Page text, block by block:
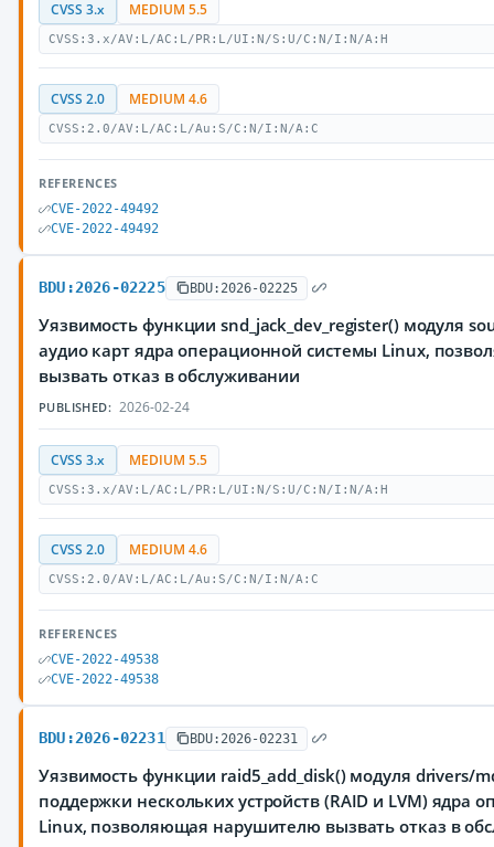
CVSS 3.x MEDIUM 5.5
CVSS:3.x/AV:L/AC:L/PR:L/UI:N/S:U/C:N/I:N/A:H
CVSS 2.0 MEDIUM 4.6
CVSS:2.0/AV:L/AC:L/Au:S/C:N/I:N/A:C
REFERENCES
CVE-2022-49492
CVE-2022-49492
BDU:2026-02225 BDU:2026-02225
Уязвимость функции snd_jack_dev_register() модуля
аудио карт ядра операционной системы Linux,
вызвать отказ в обслуживании
PUBLISHED: 2026-02-24
CVSS 3.x MEDIUM 5.5
CVSS:3.x/AV:L/AC:L/PR:L/UI:N/S:U/C:N/I:N/A:H
CVSS 2.0 MEDIUM 4.6
CVSS:2.0/AV:L/AC:L/Au:S/C:N/I:N/A:C
REFERENCES
CVE-2022-49538
CVE-2022-49538
BDU:2026-02231 BDU:2026-02231
Уязвимость функции raid5_add_disk() модуля drivers/
поддержки нескольких устройств (RAID и LVM) ядра
Linux, позволяющая нарушителю вызвать отказ в